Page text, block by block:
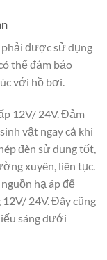
được sử dụng
thể đảm bảo
với hồ bơi.
12V/ 24V. Đảm
vật ngay cả khi
đèn sử dụng tốt,
xuyên, liên tục.
hạ áp để
24V. Đây cũng
sáng dưới